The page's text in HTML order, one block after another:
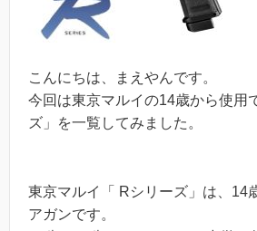
こんにちは、まえやんです。
今回は東京マルイの14歳から使用
ズ」を一覧してみました。
東京マルイ「 Rシリーズ」は、14
アガンです。